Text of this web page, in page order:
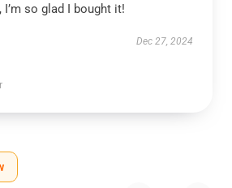
so glad I bought it!
Dec 27, 2024